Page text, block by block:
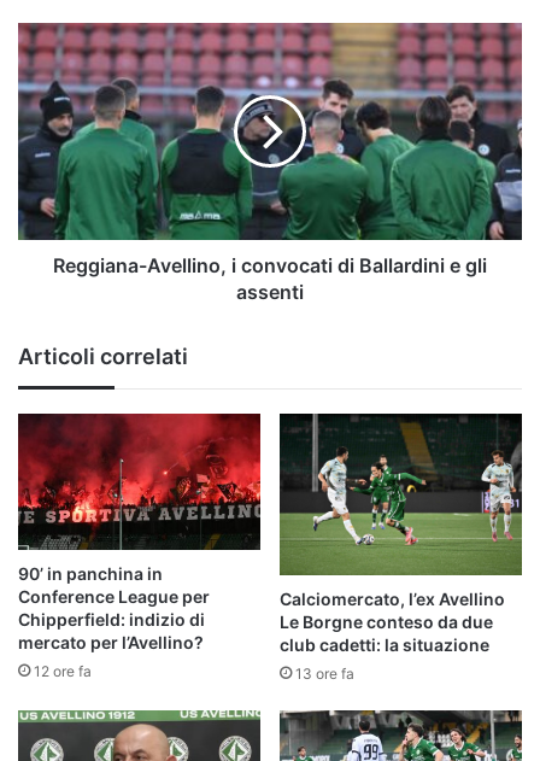
Reggiana-
Avellino,
i
convocati
di
Ballardini
gli
assenti
Reggiana-Avellino, i convocati di Ballardini e gli
assenti
Articoli correlati
90’ in panchina in
Conference League per
Chipperfield: indizio di
mercato per l’Avellino?
12 ore fa
Calciomercato, l’ex Avellino
Le Borgne conteso da due
club cadetti: la situazione
13 ore fa